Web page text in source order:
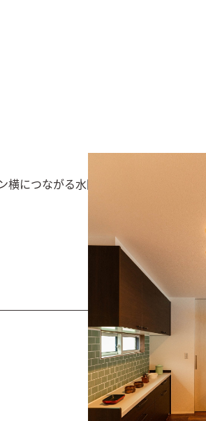
横につながる水回り動線はより普段の